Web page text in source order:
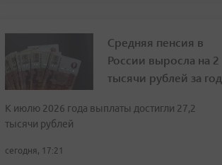
Средняя пенсия в
России выросла на 2
тысячи рублей за год
К июлю 2026 года выплаты достигли 27,2
тысячи рублей
сегодня, 17:21